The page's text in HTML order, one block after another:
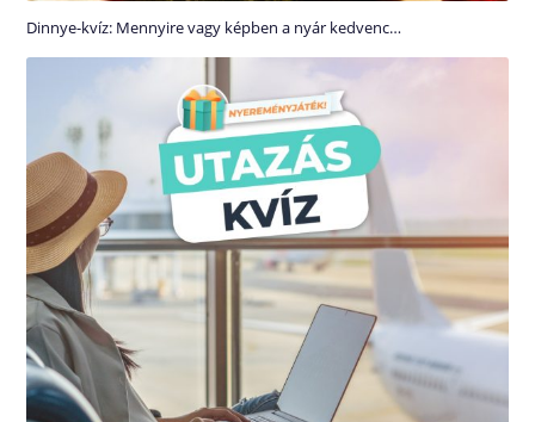
Dinnye-kvíz: Mennyire vagy képben a nyár kedvenc…